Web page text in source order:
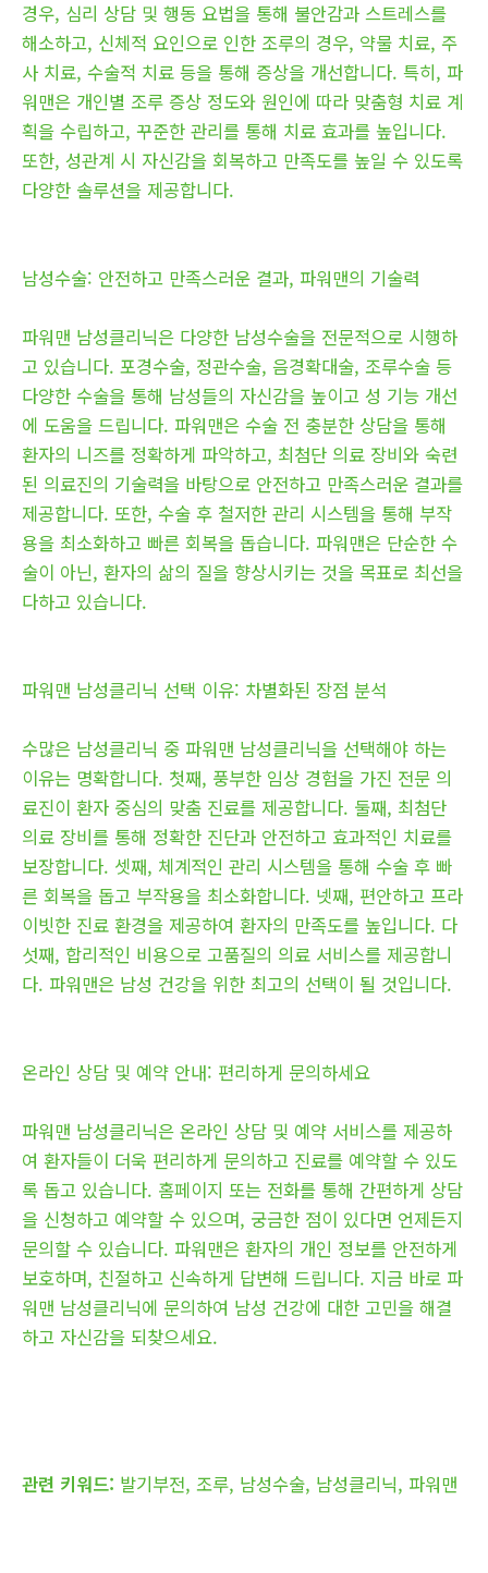
경우, 심리 상담 및 행동 요법을 통해 불안감과 스트레스를
해소하고, 신체적 요인으로 인한 조루의 경우, 약물 치료, 주
사 치료, 수술적 치료 등을 통해 증상을 개선합니다. 특히, 파
워맨은 개인별 조루 증상 정도와 원인에 따라 맞춤형 치료 계
획을 수립하고, 꾸준한 관리를 통해 치료 효과를 높입니다.
또한, 성관계 시 자신감을 회복하고 만족도를 높일 수 있도록
다양한 솔루션을 제공합니다.
남성수술: 안전하고 만족스러운 결과, 파워맨의 기술력
파워맨 남성클리닉은 다양한 남성수술을 전문적으로 시행하
고 있습니다. 포경수술, 정관수술, 음경확대술, 조루수술 등
다양한 수술을 통해 남성들의 자신감을 높이고 성 기능 개선
에 도움을 드립니다. 파워맨은 수술 전 충분한 상담을 통해
환자의 니즈를 정확하게 파악하고, 최첨단 의료 장비와 숙련
된 의료진의 기술력을 바탕으로 안전하고 만족스러운 결과를
제공합니다. 또한, 수술 후 철저한 관리 시스템을 통해 부작
용을 최소화하고 빠른 회복을 돕습니다. 파워맨은 단순한 수
술이 아닌, 환자의 삶의 질을 향상시키는 것을 목표로 최선을
다하고 있습니다.
파워맨 남성클리닉 선택 이유: 차별화된 장점 분석
수많은 남성클리닉 중 파워맨 남성클리닉을 선택해야 하는
이유는 명확합니다. 첫째, 풍부한 임상 경험을 가진 전문 의
료진이 환자 중심의 맞춤 진료를 제공합니다. 둘째, 최첨단
의료 장비를 통해 정확한 진단과 안전하고 효과적인 치료를
보장합니다. 셋째, 체계적인 관리 시스템을 통해 수술 후 빠
른 회복을 돕고 부작용을 최소화합니다. 넷째, 편안하고 프라
이빗한 진료 환경을 제공하여 환자의 만족도를 높입니다. 다
섯째, 합리적인 비용으로 고품질의 의료 서비스를 제공합니
다. 파워맨은 남성 건강을 위한 최고의 선택이 될 것입니다.
온라인 상담 및 예약 안내: 편리하게 문의하세요
파워맨 남성클리닉은 온라인 상담 및 예약 서비스를 제공하
여 환자들이 더욱 편리하게 문의하고 진료를 예약할 수 있도
록 돕고 있습니다. 홈페이지 또는 전화를 통해 간편하게 상담
을 신청하고 예약할 수 있으며, 궁금한 점이 있다면 언제든지
문의할 수 있습니다. 파워맨은 환자의 개인 정보를 안전하게
보호하며, 친절하고 신속하게 답변해 드립니다. 지금 바로 파
워맨 남성클리닉에 문의하여 남성 건강에 대한 고민을 해결
하고 자신감을 되찾으세요.
관련 키워드: 발기부전, 조루, 남성수술, 남성클리닉, 파워맨